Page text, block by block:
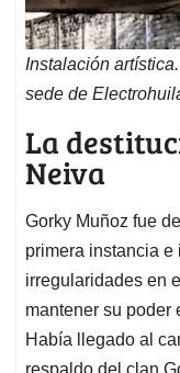
Instalación
sede de
La
Neiva
Gorky Muñoz fue
primera instancia
irregularidades en
mantener su poder
Había llegado al